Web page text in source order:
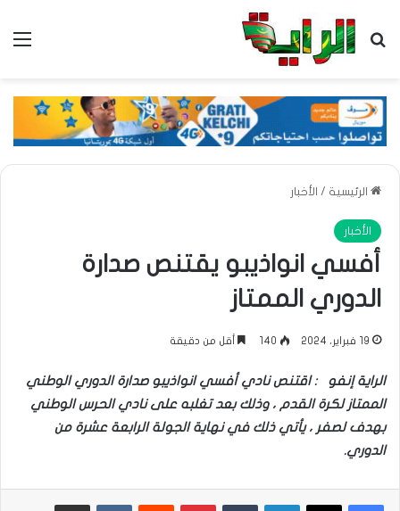
بحث عن
الرئيسية / الأخبار
الأخبار
أفسي انواذيبو يقتنص صدارة
الدوري الممتاز
19 فبراير، 2024 140 أقل من دقيقة
الراية إنفو : اقتنص نادي أفسي انواذيبو صدارة الدوري الوطني
الممتاز لكرة القدم ، وذلك بعد تغلبه على نادي الحرس الوطني
بهدف لصفر ، يأتي ذلك في نهاية الجولة الرابعة عشرة من
الدوري.
لينكدإن بينتيريست مشاركة عبر البريد